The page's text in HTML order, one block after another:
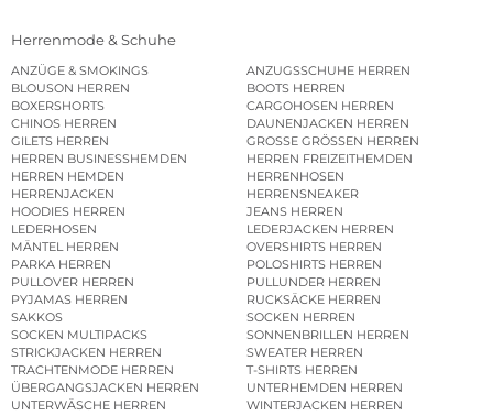
Herrenmode & Schuhe
ANZÜGE & SMOKINGS
ANZUGSSCHUHE HERREN
BLOUSON HERREN
BOOTS HERREN
BOXERSHORTS
CARGOHOSEN HERREN
CHINOS HERREN
DAUNENJACKEN HERREN
GILETS HERREN
GROSSE GRÖSSEN HERREN
HERREN BUSINESSHEMDEN
HERREN FREIZEITHEMDEN
HERREN HEMDEN
HERRENHOSEN
HERRENJACKEN
HERRENSNEAKER
HOODIES HERREN
JEANS HERREN
LEDERHOSEN
LEDERJACKEN HERREN
MÄNTEL HERREN
OVERSHIRTS HERREN
PARKA HERREN
POLOSHIRTS HERREN
PULLOVER HERREN
PULLUNDER HERREN
PYJAMAS HERREN
RUCKSÄCKE HERREN
SAKKOS
SOCKEN HERREN
SOCKEN MULTIPACKS
SONNENBRILLEN HERREN
STRICKJACKEN HERREN
SWEATER HERREN
TRACHTENMODE HERREN
T-SHIRTS HERREN
ÜBERGANGSJACKEN HERREN
UNTERHEMDEN HERREN
UNTERWÄSCHE HERREN
WINTERJACKEN HERREN